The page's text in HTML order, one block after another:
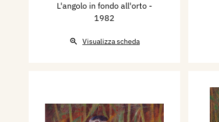
L'angolo in fondo all'orto -
1982
Visualizza scheda